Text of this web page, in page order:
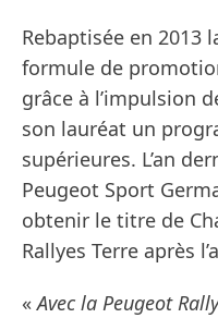
Rebaptisée en 2013
formule de
grâce à l’impulsion
son lauréat un
supérieures. L’an
Peugeot Sport
obtenir le titre de
Rallyes Terre après
«Avec la Peugeot